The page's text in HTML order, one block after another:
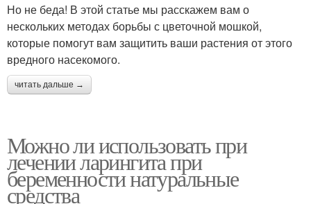
Но не беда! В этой статье мы расскажем вам о
нескольких методах борьбы с цветочной мошкой,
которые помогут вам защитить ваши растения от этого
вредного насекомого.
читать дальше →
Можно ли использовать при
лечении ларингита при
беременности натуральные
средства